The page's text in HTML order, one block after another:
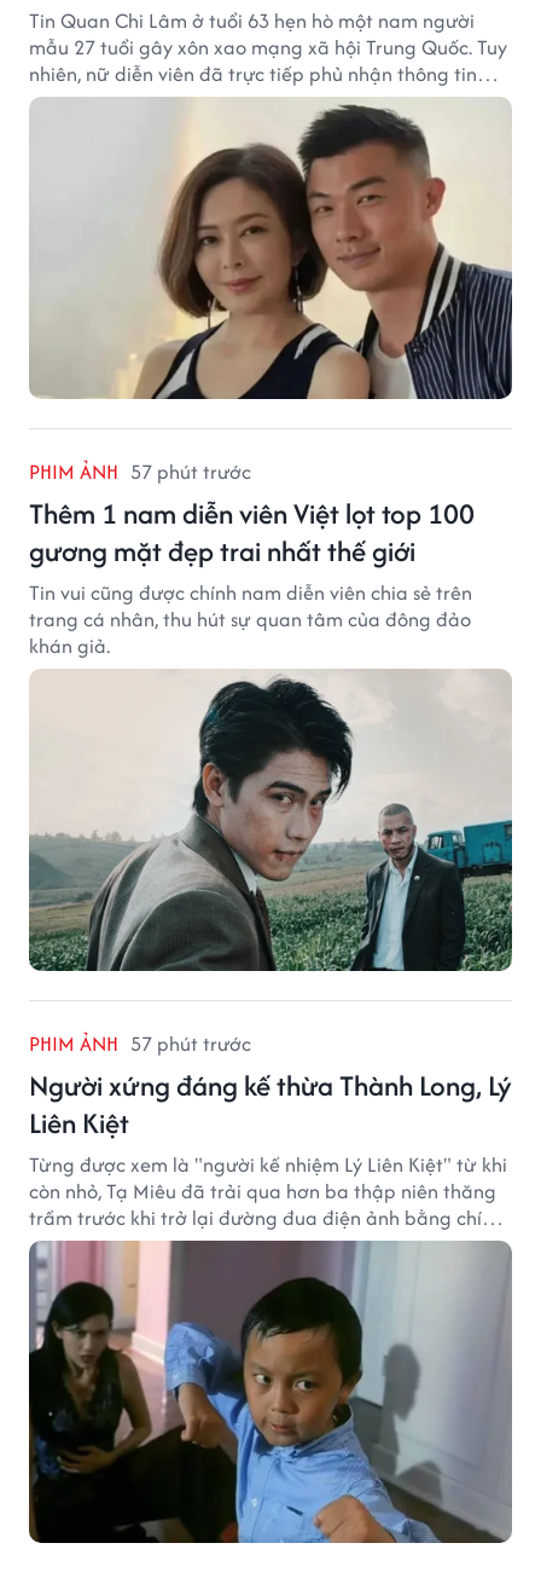
Tin Quan Chi Lâm ở tuổi 63 hẹn hò một nam người
mẫu 27 tuổi gây xôn xao mạng xã hội Trung Quốc. Tuy
nhiên, nữ diễn viên đã trực tiếp phủ nhận thông tin
này.
PHIM ẢNH 57 phút trước
Thêm 1 nam diễn viên Việt lọt top 100
gương mặt đẹp trai nhất thế giới
Tin vui cũng được chính nam diễn viên chia sẻ trên
trang cá nhân, thu hút sự quan tâm của đông đảo
khán giả.
PHIM ẢNH 57 phút trước
Người xứng đáng kế thừa Thành Long, Lý
Liên Kiệt
Từng được xem là "người kế nhiệm Lý Liên Kiệt" từ khi
còn nhỏ, Tạ Miêu đã trải qua hơn ba thập niên thăng
trầm trước khi trở lại đường đua điện ảnh bằng chính
sở trường võ thuật.